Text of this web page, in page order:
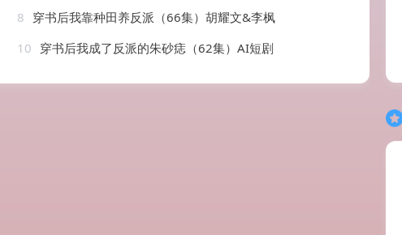
8 穿书后我靠种田养反派（66集）胡耀文&李枫
10 穿书后我成了反派的朱砂痣（62集）AI短剧